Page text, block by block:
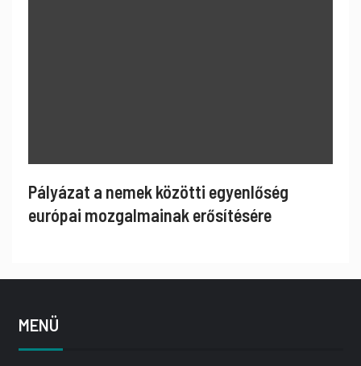
Pályázat a nemek közötti egyenlőség
európai mozgalmainak erősítésére
MENÜ